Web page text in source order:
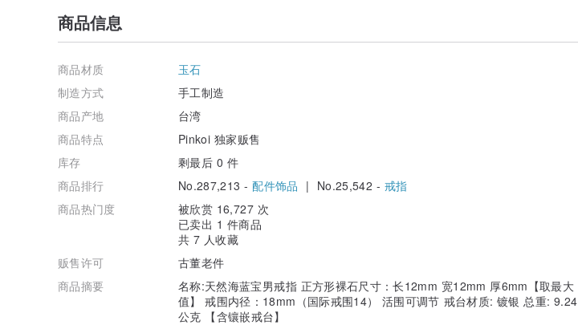
商品信息
商品材质
玉石
制造方式
手工制造
商品产地
台湾
商品特点
Pinkoi 独家贩售
库存
剩最后 0 件
商品排行
No.287,213 -配件饰品 | No.25,542 - 戒指
商品热门度
被欣赏 16,727 次
已卖出 1 件商品
共 7 人收藏
贩售许可
古董老件
商品摘要
名称:天然海蓝宝男戒指 正方形裸石尺寸：长12mm 宽12mm 厚6mm【取最大
值】 戒围内径：18mm（国际戒围14） 活围可调节 戒台材质: 镀银 总重: 9.24
公克 【含镶嵌戒台】